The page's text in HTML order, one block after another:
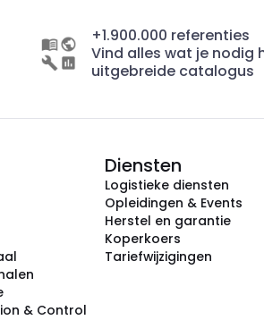
+1.900.000 referenties
Vind alles wat je nodig
uitgebreide catalogus
& Control
Diensten
Logistieke diensten
Opleidingen & Events
Herstel en garantie
Koperkoers
Tariefwijzigingen